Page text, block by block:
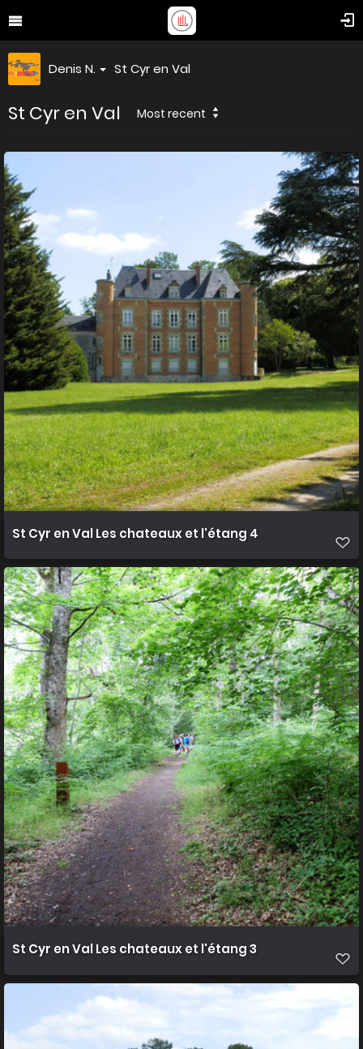
Denis N. St Cyr en Val
St Cyr en Val Most recent
St Cyr en Val Les chateaux et l'étang 4
St Cyr en Val Les chateaux et l'étang 3